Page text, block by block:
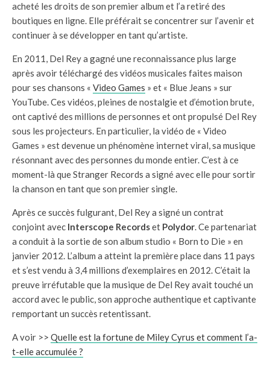
acheté les droits de son premier album et l’a retiré des
boutiques en ligne. Elle préférait se concentrer sur l’avenir et
continuer à se développer en tant qu’artiste.
En 2011, Del Rey a gagné une reconnaissance plus large
après avoir téléchargé des vidéos musicales faites maison
pour ses chansons « Video Games » et « Blue Jeans » sur
YouTube. Ces vidéos, pleines de nostalgie et d’émotion brute,
ont captivé des millions de personnes et ont propulsé Del Rey
sous les projecteurs. En particulier, la vidéo de « Video
Games » est devenue un phénomène internet viral, sa musique
résonnant avec des personnes du monde entier. C’est à ce
moment-là que Stranger Records a signé avec elle pour sortir
la chanson en tant que son premier single.
Après ce succès fulgurant, Del Rey a signé un contrat
conjoint avec Interscope Recordset Polydor. Ce partenariat
a conduit à la sortie de son album studio « Born to Die » en
janvier 2012. L’album a atteint la première place dans 11 pays
et s’est vendu à 3,4 millions d’exemplaires en 2012. C’était la
preuve irréfutable que la musique de Del Rey avait touché un
accord avec le public, son approche authentique et captivante
remportant un succès retentissant.
A voir >> Quelle est la fortune de Miley Cyrus et comment l’a-
t-elle accumulée ?